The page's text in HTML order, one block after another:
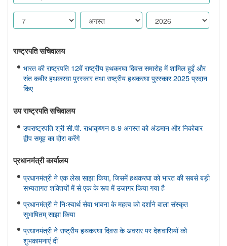
राष्ट्रपति सचिवालय
भारत की राष्ट्रपति 12वें राष्ट्रीय हथकरघा दिवस समारोह में शामिल हुईं और
संत कबीर हथकरघा पुरस्कार तथा राष्ट्रीय हथकरघा पुरस्कार 2025 प्रदान
किए
उप राष्ट्रपति सचिवालय
उपराष्ट्रपति श्री सी.पी. राधाकृष्णन 8-9 अगस्त को अंडमान और निकोबार
द्वीप समूह का दौरा करेंगे
प्रधानमंत्री कार्यालय
प्रधानमंत्री ने एक लेख साझा किया, जिसमें हथकरघा को भारत की सबसे बड़ी
सभ्यतागत शक्तियों में से एक के रूप में उजागर किया गया है
प्रधानमंत्री ने निःस्वार्थ सेवा भावना के महत्व को दर्शाने वाला संस्कृत
सुभाषितम् साझा किया
प्रधानमंत्री ने राष्ट्रीय हथकरघा दिवस के अवसर पर देशवासियों को
शुभकामनाएं दीं